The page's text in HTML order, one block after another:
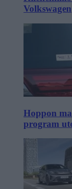
Volkswagen
Hoppon
program